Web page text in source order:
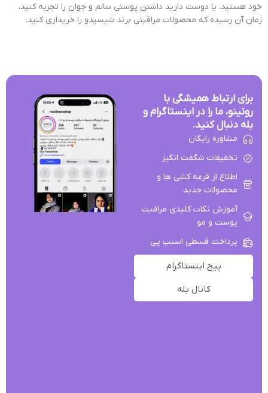
خود هستید، یا دوست دارید داشتن پوستی سالم و جوان را تجربه کنید،
زمان آن رسیده که محصولات مراقبتی برند شیسیدو را خریداری کنید.
برای ارتباط همیشگی با
روتینو، ما را در اینستاگرام و
بله دنبال کنید.
مشاوره رایگان
تخفیفات شگفت انگیز
اطلاع از قرعه کشی ها و
محصولات جدید
آموزش نکات کلیدی مراقبت
پوست و مو
پرداخت قسطی اسنپ پی
پیج اینستاگرام
کانال بله